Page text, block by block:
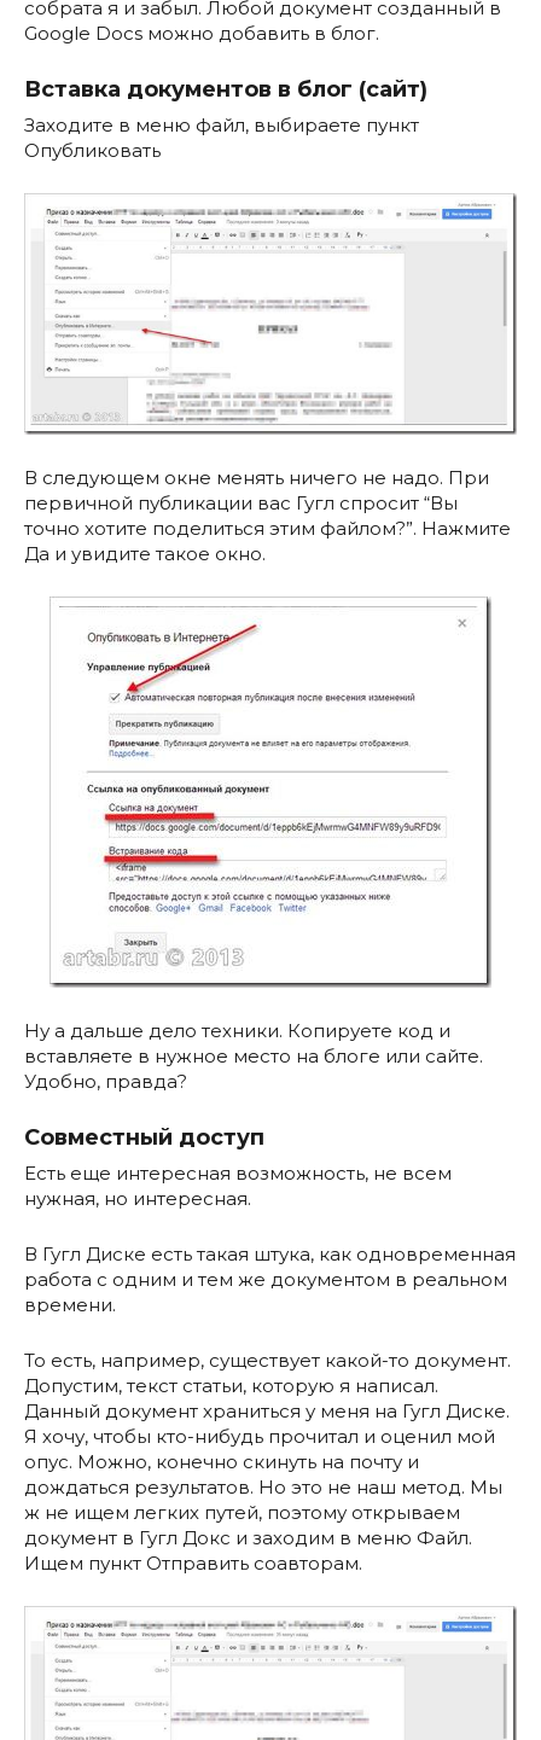
собрата я и забыл. Любой документ созданный в
Google Docs можно добавить в блог.
Вставка документов в блог (сайт)
Заходите в меню файл, выбираете пункт
Опубликовать
В следующем окне менять ничего не надо. При
первичной публикации вас Гугл спросит “Вы
точно хотите поделиться этим файлом?”. Нажмите
Да и увидите такое окно.
Ну а дальше дело техники. Копируете код и
вставляете в нужное место на блоге или сайте.
Удобно, правда?
Совместный доступ
Есть еще интересная возможность, не всем
нужная, но интересная.
В Гугл Диске есть такая штука, как одновременная
работа с одним и тем же документом в реальном
времени.
То есть, например, существует какой-то документ.
Допустим, текст статьи, которую я написал.
Данный документ храниться у меня на Гугл Диске.
Я хочу, чтобы кто-нибудь прочитал и оценил мой
опус. Можно, конечно скинуть на почту и
дождаться результатов. Но это не наш метод. Мы
ж не ищем легких путей, поэтому открываем
документ в Гугл Докс и заходим в меню Файл.
Ищем пункт Отправить соавторам.